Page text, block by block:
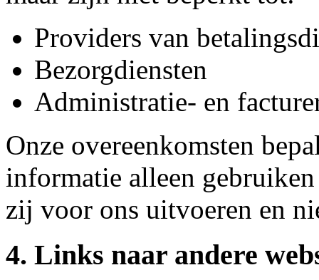
Providers van
Bezorgdiensten
Administratie- en
Onze overeenkomsten
informatie alleen
zij voor ons uitvoeren en
4. Links naar andere